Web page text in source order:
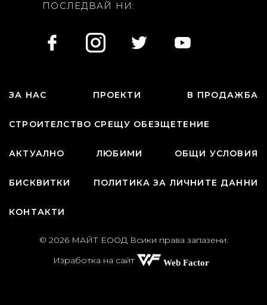
ПОСЛЕДВАЙ НИ:
ЗА НАС ПРОЕКТИ В ПРОДАЖБА
СТРОИТЕЛСТВО СРЕЩУ ОБЕЗЩЕТЕНИЕ
АКТУАЛНО ЛЮБИМИ ОБЩИ УСЛОВИЯ
БИСКВИТКИ ПОЛИТИКА ЗА ЛИЧНИТЕ ДАННИ
КОНТАКТИ
© 2026 МАЙТ ЕООД Всики права запазени.
Изработка на сайт